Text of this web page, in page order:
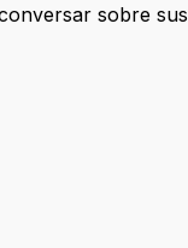
sobre sus